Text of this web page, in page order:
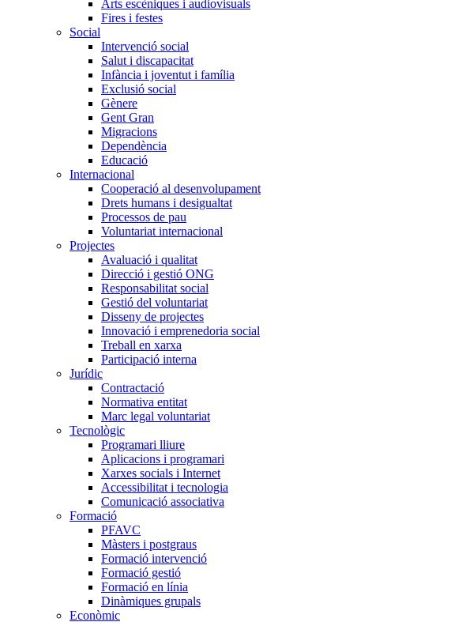
Arts escèniques i audiovisuals
Fires i festes
Social
Intervenció social
Salut i discapacitat
Infància i joventut i família
Exclusió social
Gènere
Gent Gran
Migracions
Dependència
Educació
Internacional
Cooperació al desenvolupament
Drets humans i desigualtat
Processos de pau
Voluntariat internacional
Projectes
Avaluació i qualitat
Direcció i gestió ONG
Responsabilitat social
Gestió del voluntariat
Disseny de projectes
Innovació i emprenedoria social
Treball en xarxa
Participació interna
Jurídic
Contractació
Normativa entitat
Marc legal voluntariat
Tecnològic
Programari lliure
Aplicacions i programari
Xarxes socials i Internet
Accessibilitat i tecnologia
Comunicació associativa
Formació
PFAVC
Màsters i postgraus
Formació intervenció
Formació gestió
Formació en línia
Dinàmiques grupals
Econòmic